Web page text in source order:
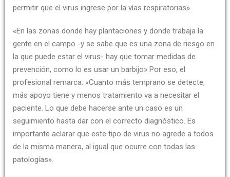
permitir que el virus ingrese por la vías respiratorias».
«En las zonas donde hay plantaciones y donde trabaja la
gente en el campo -y se sabe que es una zona de riesgo en
la que puede estar el virus- hay que tomar medidas de
prevención, como lo es usar un barbijo» Por eso, el
profesional remarca: «Cuanto más temprano se detecte,
más apoyo tiene y menos tratamiento va a necesitar el
paciente. Lo que debe hacerse ante un caso es un
seguimiento hasta dar con el correcto diagnóstico. Es
importante aclarar que este tipo de virus no agrede a todos
de la misma manera, al igual que ocurre con todas las
patologías».